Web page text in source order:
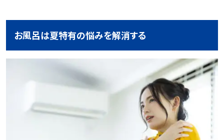
お風呂は夏特有の悩みを解消する